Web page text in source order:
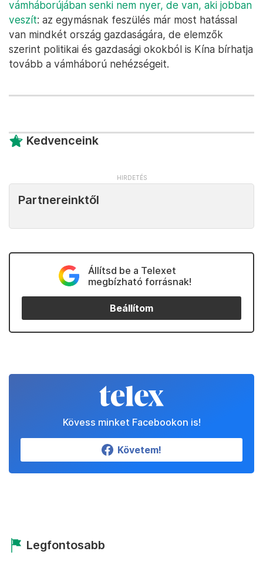
vámháborújában senki nem nyer, de van, aki jobban
veszít: az egymásnak feszülés már most hatással
van mindkét ország gazdaságára, de elemzők
szerint politikai és gazdasági okokból is Kína bírhatja
tovább a vámháború nehézségeit.
Kedvenceink
Partnereinktől
Állítsd be a Telexet
megbízható forrásnak!
Beállítom
Kövess minket Facebookon is!
Követem!
Legfontosabb